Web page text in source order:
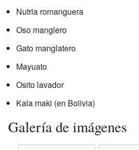
Nutria romanguera
Oso manglero
Gato manglatero
Mayuato
Osito lavador
Kala maki (en Bolivia)
Galería de imágenes